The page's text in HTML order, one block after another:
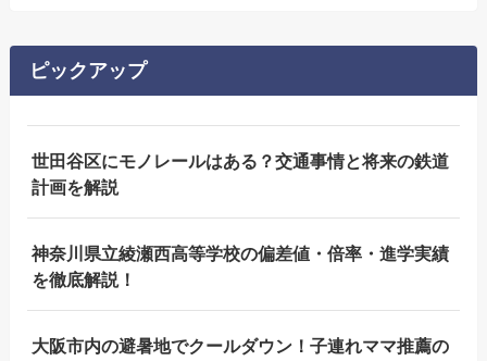
ピックアップ
世田谷区にモノレールはある？交通事情と将来の鉄道
計画を解説
神奈川県立綾瀬西高等学校の偏差値・倍率・進学実績
を徹底解説！
大阪市内の避暑地でクールダウン！子連れママ推薦の